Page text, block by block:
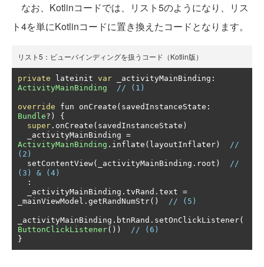
なお、Kotlinコードでは、リスト5のようになり、リス
ト4を単にKotlinコードに置き換えたコードとなります。
リスト5：ビューバインディングを扱うコード（Kotlin版）
private lateinit var _activityMainBinding :
ActivityMainBinding
// (1)
override fun onCreate ( savedInstanceState :
Bundle?)
{
super . onCreate ( savedInstanceState )
  _activityMainBinding
=
ActivityMainBinding . inflate ( layoutInflater )
//
(2)
  setContentView
( _activityMainBinding . root )
//
(3) & (4)
:
  _activityMainBinding
. tvRand . text =
_mainViewModel . getRandNumStr() // (5)
_activityMainBinding . btnRand . setOnClickListener(
ButtonClickListener())
// (6)
}